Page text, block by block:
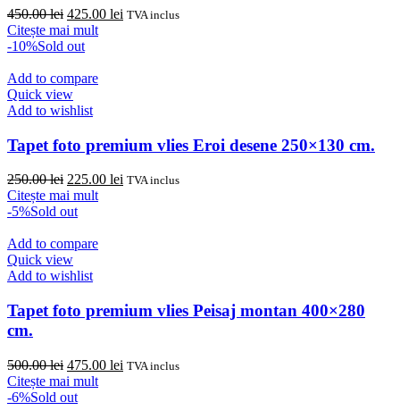
450.00lei Prețul
inițial
a
450.00 lei.
425.00 lei Prețul
TVA inclus
Citește mai mult
-10%Sold out
Add to compare
Quick view
Add to wishlist
Tapet foto premium vlies Eroi desene 250×130 cm.
250.00lei Prețul
inițial
a
250.00 lei.
225.00 lei Prețul
TVA inclus
Citește mai mult
-5%Sold out
Add to compare
Quick view
Add to wishlist
Tapet foto premium vlies Peisaj montan 400×280
cm.
500.00lei Prețul
inițial
a
475.00 lei Prețul
TVA inclus
Citește mai mult
-6%Sold out